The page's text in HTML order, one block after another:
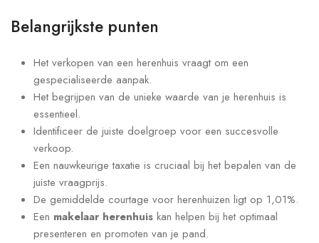
Belangrijkste punten
Het verkopen van een herenhuis vraagt om een
gespecialiseerde aanpak.
Het begrijpen van de unieke waarde van je herenhuis is
essentieel.
Identificeer de juiste doelgroep voor een succesvolle
verkoop.
Een nauwkeurige taxatie is cruciaal bij het bepalen van de
juiste vraagprijs.
De gemiddelde courtage voor herenhuizen ligt op 1,01%.
Een makelaar herenhuis kan helpen bij het optimaal
presenteren en promoten van je pand.